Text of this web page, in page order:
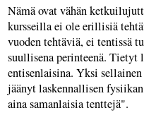
Nämä ovat vähän
kursseilla ei ole erillisiä
vuoden tehtäviä, ei tentissä
suullisena perinteenä.
entisenlaisina. Yksi
jäänyt laskennallisen
aina samanlaisia tenttejä".